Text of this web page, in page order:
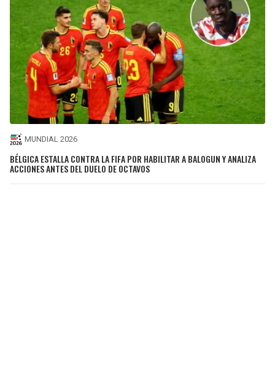
MUNDIAL 2026
BÉLGICA ESTALLA CONTRA LA FIFA POR HABILITAR A BALOGUN Y ANALIZA
ACCIONES ANTES DEL DUELO DE OCTAVOS